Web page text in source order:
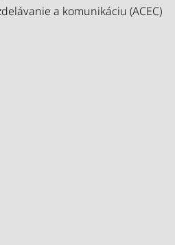
a komunikáciu (ACEC)